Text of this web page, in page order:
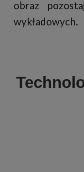
obraz
wykładowych.